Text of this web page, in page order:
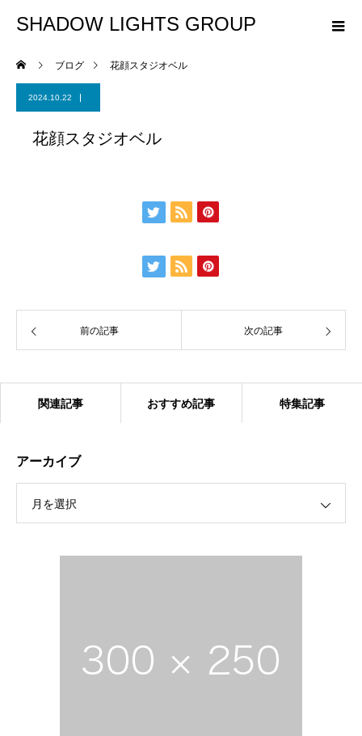
SHADOW LIGHTS GROUP
ブログ 花顔スタジオベル
2024.10.22
花顔スタジオベル
前の記事 次の記事
関連記事 おすすめ記事 特集記事
アーカイブ
月を選択